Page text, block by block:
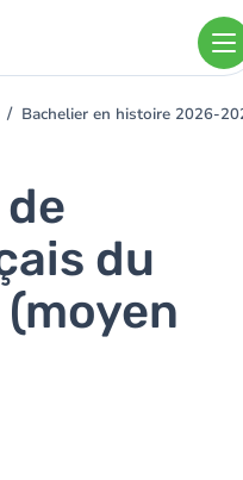
Bachelier en histoire 2026-
du